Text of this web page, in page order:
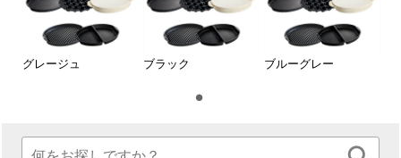
蓋にはBRUNOのロゴ
温度調節も簡単！
グレージュ ブラック ブルーグレー